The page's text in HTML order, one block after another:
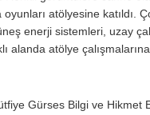
atölyesine katıldı.
enerji sistemleri, uzay
alanda atölye çalışmalarına
Gürses Bilgi ve Hikmet